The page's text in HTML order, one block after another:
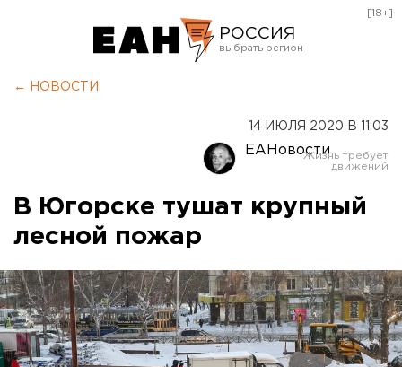
РОССИЯ
Оренбург
[18+]
← НОВОСТИ
14 ИЮЛЯ 2020 В 11:03
ЕАНовости
В Югорске тушат крупный
лесной пожар